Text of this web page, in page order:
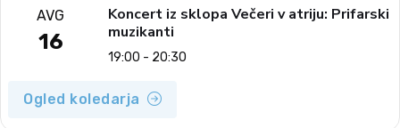
AVG
16
Koncert iz sklopa Večeri v atriju: Prifarski
muzikanti
19:00 - 20:30
Ogled koledarja